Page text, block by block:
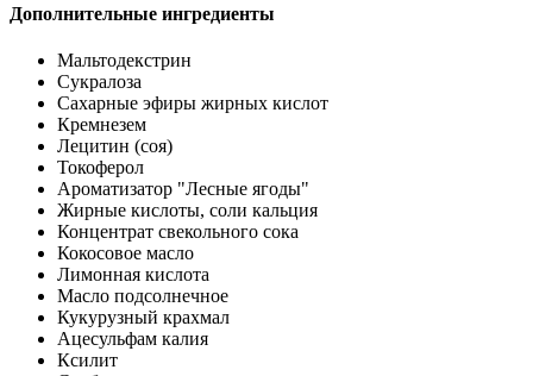
Дополнительные ингредиенты
Мальтодекстрин
Сукралоза
Сахарные эфиры жирных кислот
Кремнезем
Лецитин (соя)
Токоферол
Ароматизатор "Лесные ягоды"
Жирные кислоты, соли кальция
Концентрат свекольного сока
Кокосовое масло
Лимонная кислота
Масло подсолнечное
Кукурузный крахмал
Ацесульфам калия
Ксилит